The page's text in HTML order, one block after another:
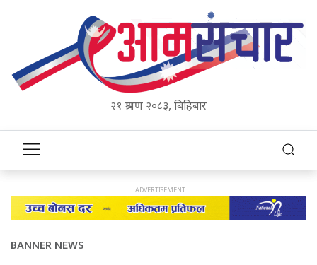
२१ श्रावण २०८३, बिहिबार
BANNER NEWS